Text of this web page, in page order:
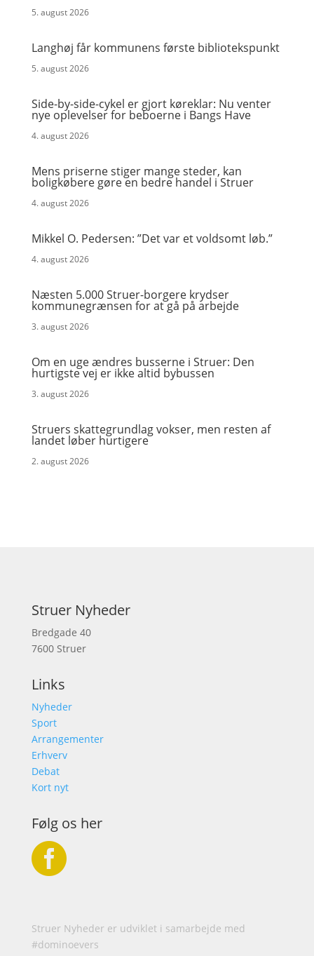
5. august 2026
Langhøj får kommunens første bibliotekspunkt
5. august 2026
Side-by-side-cykel er gjort køreklar: Nu venter
nye oplevelser for beboerne i Bangs Have
4. august 2026
Mens priserne stiger mange steder, kan
boligkøbere gøre en bedre handel i Struer
4. august 2026
Mikkel O. Pedersen: ”Det var et voldsomt løb.”
4. august 2026
Næsten 5.000 Struer-borgere krydser
kommunegrænsen for at gå på arbejde
3. august 2026
Om en uge ændres busserne i Struer: Den
hurtigste vej er ikke altid bybussen
3. august 2026
Struers skattegrundlag vokser, men resten af
landet løber hurtigere
2. august 2026
Struer Nyheder
Bredgade 40
7600 Struer
Links
Nyheder
Sport
Arrangementer
Erhverv
Debat
Kort nyt
Følg os her

Struer Nyheder er udviklet i samarbejde med
#dominoevers